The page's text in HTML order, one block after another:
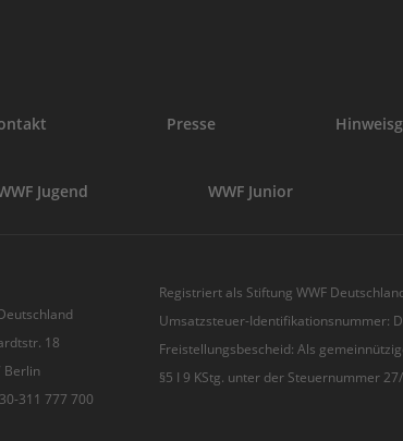
Presse
Jugend WWF Junior
18
Berlin
311 777 700
Registriert als Stiftung WWF
Umsatzsteuer-Identifikationsnummer:
Freistellungsbescheid: Als
§5 I 9 KStg. unter der Steuernummer